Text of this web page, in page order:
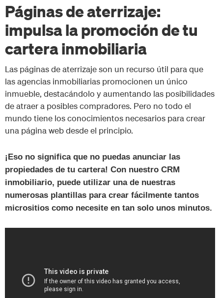
Páginas de aterrizaje:
impulsa la promoción de tu
cartera inmobiliaria
Las páginas de aterrizaje son un recurso útil para que
las agencias inmobiliarias promocionen un único
inmueble, destacándolo y aumentando las posibilidades
de atraer a posibles compradores. Pero no todo el
mundo tiene los conocimientos necesarios para crear
una página web desde el principio.
¡Eso no significa que no puedas anunciar las
propiedades de tu cartera! Con nuestro CRM
inmobiliario, puede utilizar una de nuestras
numerosas plantillas para crear fácilmente tantos
micrositios como necesite en tan solo unos minutos.